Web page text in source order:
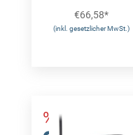
€66,58*
(inkl. gesetzlicher MwSt.)